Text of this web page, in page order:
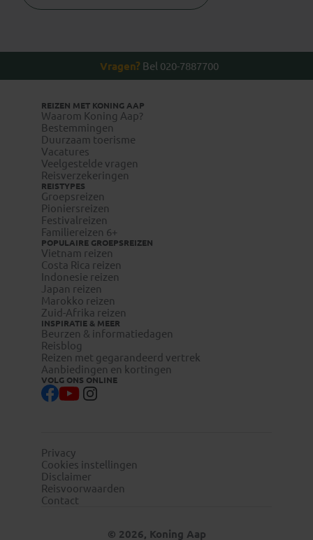
legalisatie.nl/koningaap-nl
legalisatie.nl/koningaap-be
Reizigers die niet beschikken over de Nederlandse of
Reizigers met meereizende kinderen onder de 18 jaar
dienen zelf bij de betreffende ambassade/consulaat te
informeren naar eventuele aanvullende toelatingseisen.
www.wanda.be
www.itg.be
Vragen? Bel 020-7887700
REIZEN MET KONING AAP
Waarom Koning Aap?
Bestemmingen
Duurzaam toerisme
Vacatures
Veelgestelde vragen
Reisverzekeringen
REISTYPES
Groepsreizen
Pioniersreizen
Festivalreizen
Familiereizen 6+
POPULAIRE GROEPSREIZEN
Vietnam reizen
Costa Rica reizen
Indonesie reizen
Japan reizen
Marokko reizen
Zuid-Afrika reizen
INSPIRATIE & MEER
Beurzen & informatiedagen
Reisblog
Reizen met gegarandeerd vertrek
Aanbiedingen en kortingen
VOLG ONS ONLINE
Privacy
Cookies instellingen
Disclaimer
Reisvoorwaarden
Contact
© 2026, Koning Aap